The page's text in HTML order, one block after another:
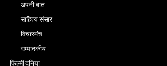
अपनी बात
साहित्य संसार
विचारमंच
सम्पादकीय
फिल्मी दुनिया